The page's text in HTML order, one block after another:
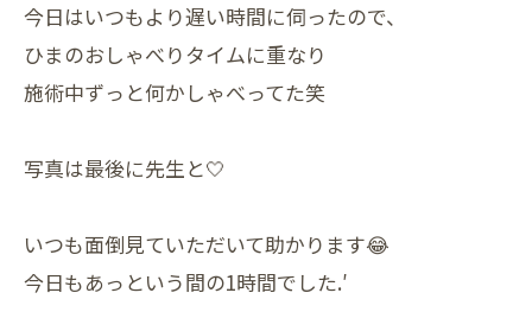
今日はいつもより遅い時間に伺ったので、
ひまのおしゃべりタイムに重なり
施術中ずっと何かしゃべってた笑
写真は最後に先生と‎🤍
いつも面倒見ていただいて助かります😂
今日もあっという間の1時間でした.′